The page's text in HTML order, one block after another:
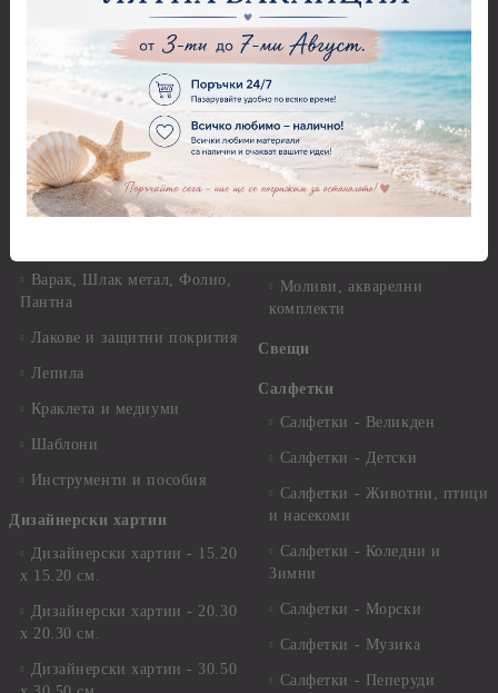
Фина оризова декупажна
хартия Stamperia - 21 х
29.см. - 28гр.
Декупажна хартия - Други
Антични пасти
Вакс пасти
Грунд, Основи, Релефни
Варак, Шлак метал, Фолио,
Пантна
Лакове и защитни покрития
Лепила
Краклета и медиуми
Шаблони
Инструменти и пособия
Дизайнерски хартии
Дизайнерски хартии - 15.20
х 15.20 см.
Дизайнерски хартии - 20.30
х 20.30 см.
Дизайнерски хартии - 30.50
Перфоратори - Коледни и
Зимни
Рисуване
Грунд и почистващи
разтвори
Платна за рисуване
Стативи и поставки
Моливи, акварелни
комплекти
Свещи
Салфетки
Салфетки - Великден
Салфетки - Детски
Салфетки - Животни, птици
и насекоми
Салфетки - Коледни и
Зимни
Салфетки - Морски
Салфетки - Музика
Салфетки - Пеперуди